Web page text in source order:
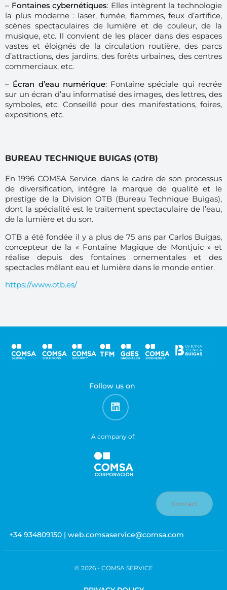
– Fontaines cybernétiques: Elles intègrent la technologie
la plus moderne : laser, fumée, flammes, feux d’artifice,
scènes spectaculaires de lumière et de couleur, de la
musique, etc. Il convient de les placer dans des espaces
vastes et éloignés de la circulation routière, des parcs
d’attractions, des jardins, des forêts urbaines, des centres
commerciaux, etc.
– Écran d’eau numérique: Fontaine spéciale qui recrée
sur un écran d’au informatisé des images, des lettres, des
symboles, etc. Conseillé pour des manifestations, foires,
expositions, etc.
BUREAU TECHNIQUE BUIGAS (OTB)
En 1996 COMSA Service, dans le cadre de son processus
de diversification, intègre la marque de qualité et le
prestige de la Division OTB (Bureau Technique Buigas),
dont la spécialité est le traitement spectaculaire de l’eau,
de la lumière et du son.
OTB a été fondée il y a plus de 75 ans par Carlos Buigas,
concepteur de la « Fontaine Magique de Montjuic » et
réalise depuis des fontaines ornementales et des
spectacles mêlant eau et lumière dans le monde entier.
https://www.otb.es/
Follow us on
A company of:
Contact
+34 934809150 | web.comsaservice@comsa.com
© 2026 - COMSA SERVICE